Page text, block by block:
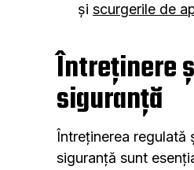
și scurgerile de
Întreținere
siguranță
Întreținerea regulată
siguranță sunt